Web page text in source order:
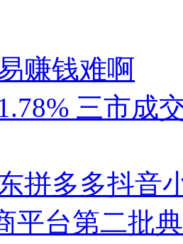
赚钱难啊
三市成
拼多多抖音
平台第二批